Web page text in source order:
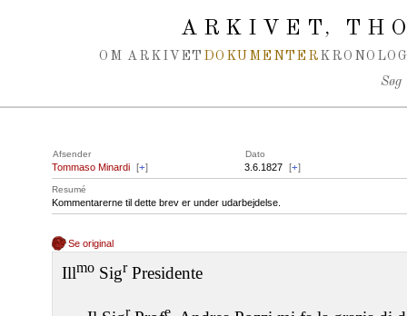
ARKIVET,
OM ARKIVET DOKUMENTER
Søg
Afsender Dato
Tommaso Minardi [+] 3.6.1827 [+]
Resumé
Kommentarerne til dette brev er under udarbejdelse.
Se original
Illmo SigrPresidente
r e